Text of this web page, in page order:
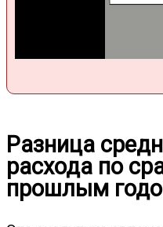
Разница
расхода по
прошлым